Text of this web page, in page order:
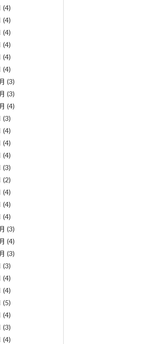
(4)
(4)
(4)
(4)
(4)
(4)
(3)
(3)
(4)
(3)
(4)
(4)
(4)
(3)
(2)
(4)
(4)
(4)
(3)
(4)
(3)
(3)
(4)
(4)
(5)
(4)
(3)
(4)